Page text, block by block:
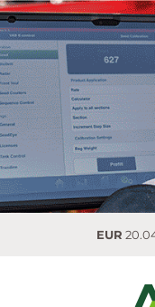
20.0493 MDL 0